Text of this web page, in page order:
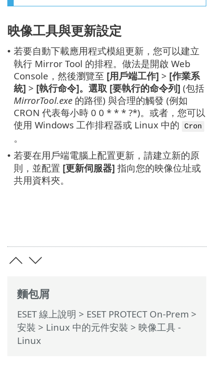
麵包屑
ESET 線上說明 > ESET PROTECT On-Prem >
安裝 > Linux 中的元件安裝 > 映像工具 -
Linux
映像工具與更新設定
• 若要自動下載應用程式模組更新，您可以建立
執行 Mirror Tool 的排程。做法是開啟 Web
Console，然後瀏覽至 [用戶端工作] > [作業系
統] > [執行命令]。選取 [要執行的命令列] (包括
MirrorTool.exe 的路徑) 與合理的觸發 (例如
CRON 代表每小時 0 0 * * * ?*)。或者，您可以
使用 Windows 工作排程器或 Linux 中的
Cron
。
• 若要在用戶端電腦上配置更新，請建立新的原
則，並配置 [更新伺服器] 指向您的映像位址或
共用資料夾。